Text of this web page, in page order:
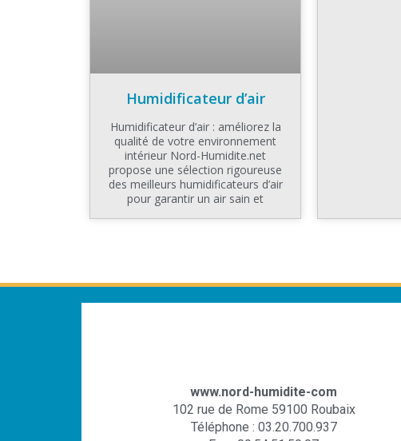
Humidificateur d’air
Humidificateur d’air : améliorez la
qualité de votre environnement
intérieur Nord-Humidite.net
propose une sélection rigoureuse
des meilleurs humidificateurs d’air
pour garantir un air sain et
www.nord-humidite-com
102 rue de Rome 59100 Roubaix
Téléphone : 03.20.700.937